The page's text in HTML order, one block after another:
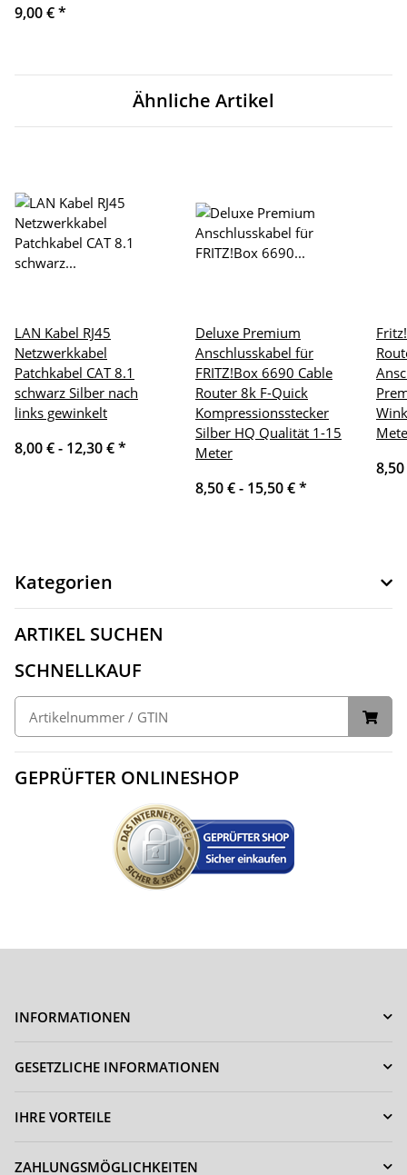
9,00 €*
Ähnliche Artikel
LAN Kabel RJ45
Netzwerkkabel
Patchkabel CAT 8.1
schwarz Silber nach
links gewinkelt
8,00 € - 12,30 €*
Deluxe Premium
Anschlusskabel für
FRITZ!Box 6690 Cable
Router 8k F-Quick
Kompressionsstecker
Silber HQ Qualität 1-15
Meter
8,50 € - 15,50 €*
Kategorien
ARTIKEL SUCHEN
SCHNELLKAUF
GEPRÜFTER ONLINESHOP
INFORMATIONEN
GESETZLICHE INFORMATIONEN
IHRE VORTEILE
ZAHLUNGSMÖGLICHKEITEN